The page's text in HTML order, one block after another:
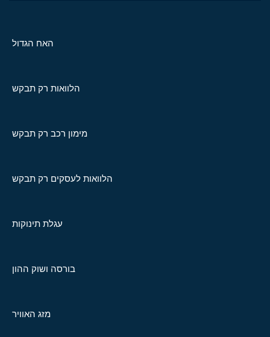
האח הגדול
הלוואות רק תבקש
מימון רכב רק תבקש
הלוואות לעסקים רק תבקש
עגלת תינוקות
בורסה ושוק ההון
מזג האוויר